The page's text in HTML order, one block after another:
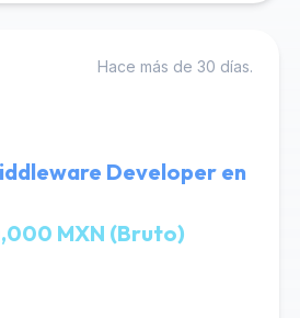
Hace más de 30 días.
Developer en
MXN (Bruto)